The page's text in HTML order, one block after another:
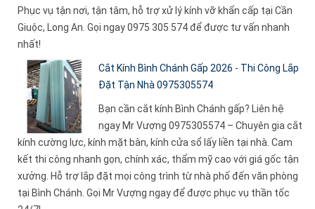
Phục vụ tận nơi, tận tâm, hỗ trợ xử lý kính vỡ khẩn cấp tại Cần
Giuộc, Long An. Gọi ngay 0975 305 574 để được tư vấn nhanh
nhất!
Cắt Kính Bình Chánh Gấp 2026 - Thi Công Lắp
Đặt Tận Nhà 0975305574
Bạn cần cắt kính Bình Chánh gấp? Liên hệ
ngay Mr Vượng 0975305574 – Chuyên gia cắt
kính cường lực, kính mặt bàn, kính cửa sổ lấy liền tại nhà. Cam
kết thi công nhanh gọn, chính xác, thẩm mỹ cao với giá gốc tận
xưởng. Hỗ trợ lắp đặt mọi công trình từ nhà phố đến văn phòng
tại Bình Chánh. Gọi Mr Vượng ngay để được phục vụ thần tốc